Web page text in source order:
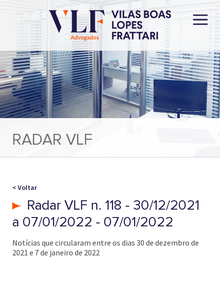
RADAR VLF
< Voltar
Radar VLF n. 118 - 30/12/2021
a 07/01/2022 - 07/01/2022
Notícias que circularam entre os dias 30 de dezembro de
2021 e 7 de janeiro de 2022